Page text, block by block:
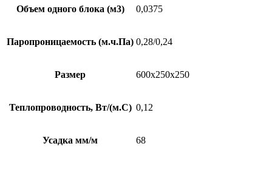
Объем одного блока (м3) 0,0375
Паропроницаемость (м.ч.Па) 0,28/0,24
Размер 600х250х250
Теплопроводность, Вт/(м.С) 0,12
Усадка мм/м 68